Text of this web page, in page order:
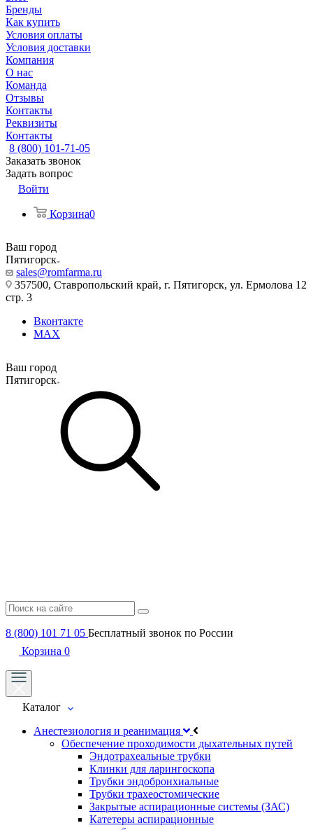
Бренды
Как купить
Условия оплаты
Условия доставки
Компания
О нас
Команда
Отзывы
Контакты
Реквизиты
Контакты
8 (800) 101-71-05
Заказать звонок
Задать вопрос
Войти
Корзина0
Ваш город
Пятигорск
sales@romfarma.ru
357500, Ставропольский край, г. Пятигорск, ул. Ермолова 12
стр. 3
Вконтакте
MAX
Ваш город
Пятигорск
8 (800) 101 71 05 Бесплатный звонок по России
Корзина 0
Каталог
Анестезиология и реанимация
Обеспечение проходимости дыхательных путей
Эндотрахеальные трубки
Клинки для ларингоскопа
Трубки эндобронхиальные
Трубки трахеостомические
Закрытые аспирационные системы (ЗАС)
Катетеры аспирационные